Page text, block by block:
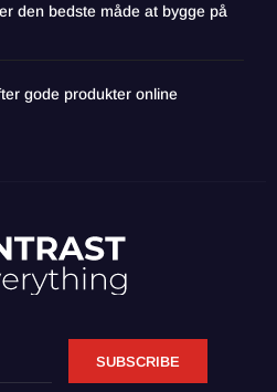
den bedste måde at bygge på
gode produkter online
SUBSCRIBE